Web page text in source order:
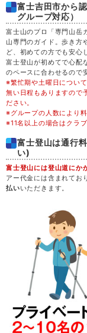
火 18
水 19
木 20
金
日 23
月 24 38,800
26
42,800
金 28
富士吉田市から
グループ対応）
富士山のプロ「専門山岳
山専門のガイド。歩き方
ど、初めての方でも安心
富士登山が初めてで心配
のペースに合わせるので
※繁忙期や土曜日につい
無い日程もありますので
ださい。
※グループの人数により
※11名以上の場合はクラ
富士登山は通行
い)
富士登山には登山道にか
アー代金には含まれてお
払いいただきます。